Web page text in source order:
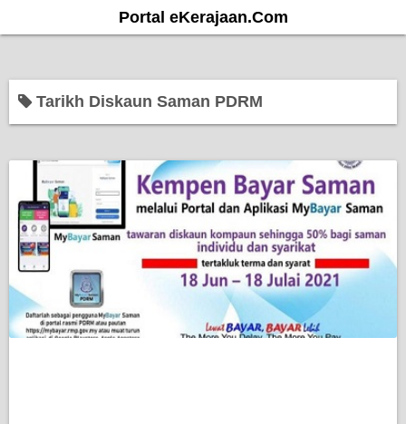
k
Portal eKerajaan.Com
Tarikh Diskaun Saman PDRM